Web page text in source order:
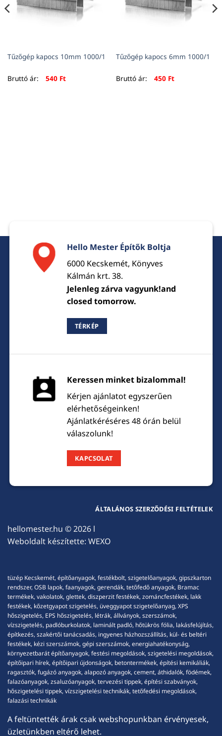
Tűzőgép kapocs 10mm 1000/1
Bruttó ár: 540 Ft
Tűzőgép kapocs 6mm 1000/1
Bruttó ár: 450 Ft
Hello Mester Építők Boltja
6000 Kecskemét, Könyves
Kálmán krt. 38.
Jelenleg zárva vagyunk!and
closed tomorrow.
TÉRKÉP
Keressen minket bizalommal!
Kérjen ajánlatot egyszerűen
elérhetőségeinken!
Ajánlatkéréséres 48 órán belül
válaszolunk!
KAPCSOLAT
hellomester.hu © 2026 l
Weboldalt készítette: WEXO
ÁLTALÁNOS SZERZŐDÉSI FELTÉTELEK
tüzép Kecskemét, építőanyagok, festékbolt, szigetelőanyagok, gipszkarton
rendszer, OSB lapok, faanyagok, gerendák, tetőfedő anyagok, Bramac
termékek, vakolatok, glettek, diszperzit festékek, zománcfestékek, lakk
festékek, kőzetgyapot szigetelés, üveggyapot szigetelőanyag, XPS
hőszigetelés, EPS hőszigetelés, létrák, állványok, szerszámok,
vízszigetelés, padlóburkolatok, laminált padló, hőtükrös fólia, lakásfelújítás,
építkezés, szakértői tanácsadás, ingyenes házhozszállítás, kül- és beltéri
festékek, kézi szerszámok, gépi szerszámok, energiahatékonyság,
környezetbarát építőanyagok, festési megoldások, szigetelési megoldások,
építőipari hírek, építőipari újdonságok, betontermékek, építési kemikáliák,
ragasztók, fugázó anyagok, alapozó anyagok, cement, áthidalók, födémek,
falazóanyagok, zsaluzóanyagok, tervezési tippek, építési szabványok,
hőszigetelési tippek, vízszigetelési technikák, tetőfedési megoldások,
falazási technikák
A feltüntették árak csak webshopunkban érvényesek,
üzletünkben eltérő lehet.